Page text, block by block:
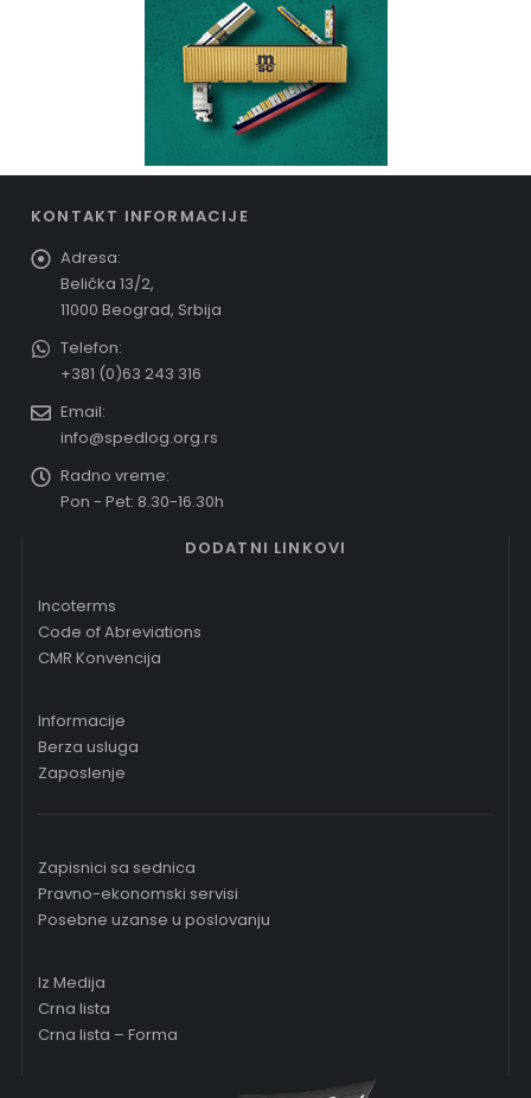
KONTAKT INFORMACIJE
Adresa:
Belička 13/2,
11000 Beograd, Srbija
Telefon:
+381 (0)63 243 316
Email:
info@spedlog.org.rs
Radno vreme:
Pon - Pet: 8.30-16.30h
DODATNI LINKOVI
Incoterms
Code of Abreviations
CMR Konvencija
Informacije
Berza usluga
Zaposlenje
Zapisnici sa sednica
Pravno-ekonomski servisi
Posebne uzanse u poslovanju
Iz Medija
Crna lista
Crna lista – Forma